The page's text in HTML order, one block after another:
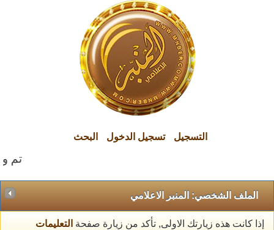
التسجيل تسجيل الدخول البحث
تم
الملف الشخصي: المنبر الاعلامي
إذا كانت هذه زيارتك الاولى, تأكد من زيارة صفحة التعليمات